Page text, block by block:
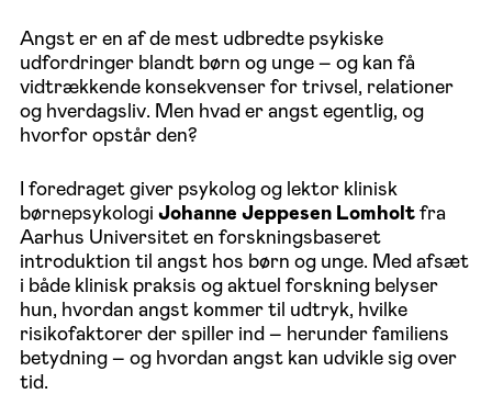
Angst er en af de mest udbredte psykiske
udfordringer blandt børn og unge – og kan få
vidtrækkende konsekvenser for trivsel, relationer
og hverdagsliv. Men hvad er angst egentlig, og
hvorfor opstår den?
I foredraget giver psykolog og lektor klinisk
børnepsykologi Johanne Jeppesen Lomholtfra
Aarhus Universitet en forskningsbaseret
introduktion til angst hos børn og unge. Med afsæt
i både klinisk praksis og aktuel forskning belyser
hun, hvordan angst kommer til udtryk, hvilke
risikofaktorer der spiller ind – herunder familiens
betydning – og hvordan angst kan udvikle sig over
tid.